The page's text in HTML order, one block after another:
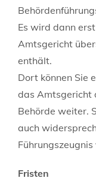
Es wird dann
Amtsgericht
enthält.
Dort können Sie
das Amtsgericht
Behörde weiter.
auch
Fristen